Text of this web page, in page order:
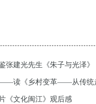
建光先生《朱子与光泽》
读《乡村变革——从传统
《文化闽江》观后感